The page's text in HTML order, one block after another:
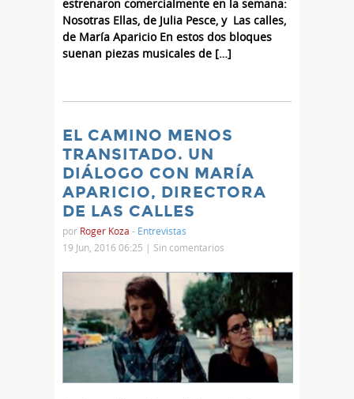
estrenaron comercialmente en la semana:
Nosotras Ellas, de Julia Pesce, y Las calles,
de María Aparicio En estos dos bloques
suenan piezas musicales de […]
EL CAMINO MENOS
TRANSITADO. UN
DIÁLOGO CON MARÍA
APARICIO, DIRECTORA
DE LAS CALLES
por Roger Koza - Entrevistas
19 Jun, 2016 06:25 | Sin comentarios